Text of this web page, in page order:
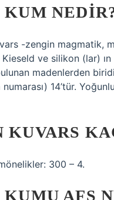
-zengin magmatik,
Kieseld ve silikon (lar) ın
madenlerden
14’tür.
KUVARS
300 – 4.
AFS